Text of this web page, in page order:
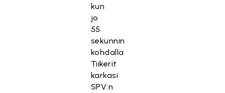
kun
jo
55
sekunnin
kohdalla
Tiikerit
karkasi
SPV:n